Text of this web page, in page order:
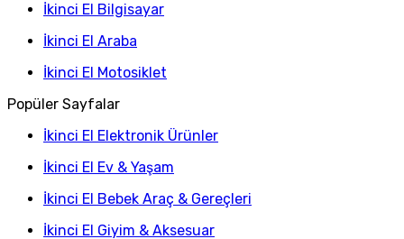
İkinci El Bilgisayar
İkinci El Araba
İkinci El Motosiklet
Popüler Sayfalar
İkinci El Elektronik Ürünler
İkinci El Ev & Yaşam
İkinci El Bebek Araç & Gereçleri
İkinci El Giyim & Aksesuar